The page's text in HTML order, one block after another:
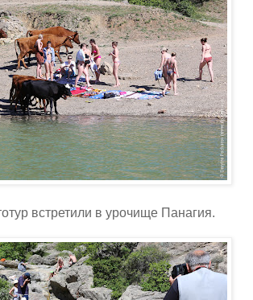
встретили в урочище Панагия.